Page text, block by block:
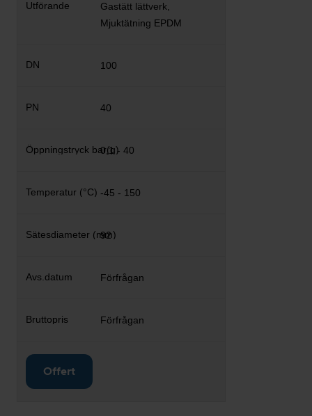
Gastätt lättverk,
Mjuktätning EPDM
100
40
0,1 - 40
-45 - 150
92
Förfrågan
Förfrågan
Offert